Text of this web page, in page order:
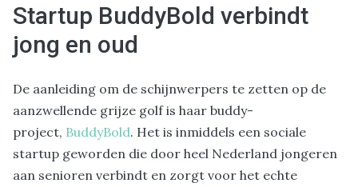
Startup BuddyBold verbindt
jong en oud
De aanleiding om de schijnwerpers te zetten op de
aanzwellende grijze golf is haar buddy-
project, BuddyBold. Het is inmiddels een sociale
startup geworden die door heel Nederland jongeren
aan senioren verbindt en zorgt voor het echte